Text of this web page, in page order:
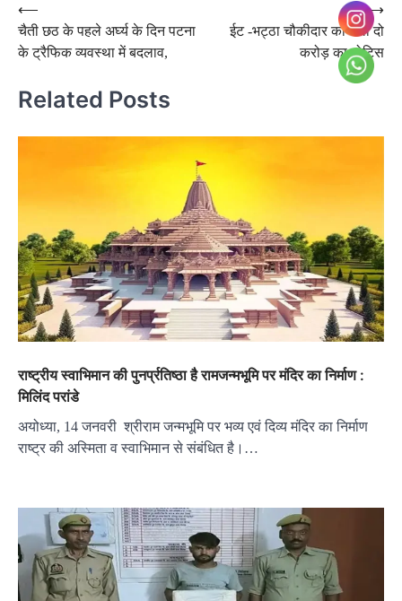
Post
navigation
⟵
चैती छठ के पहले अर्घ्य के दिन पटना
के ट्रैफिक व्यवस्था में बदलाव,
ईट -भट्ठा चौकीदार को सवा दो
करोड़ का नोटिस
⟶
Related Posts
राष्ट्रीय स्वाभिमान की पुनर्प्रतिष्ठा है रामजन्मभूमि पर मंदिर का निर्माण :
मिलिंद परांडे
अयोध्या, 14 जनवरी श्रीराम जन्मभूमि पर भव्य एवं दिव्य मंदिर का निर्माण
राष्ट्र की अस्मिता व स्वाभिमान से संबंधित है।…